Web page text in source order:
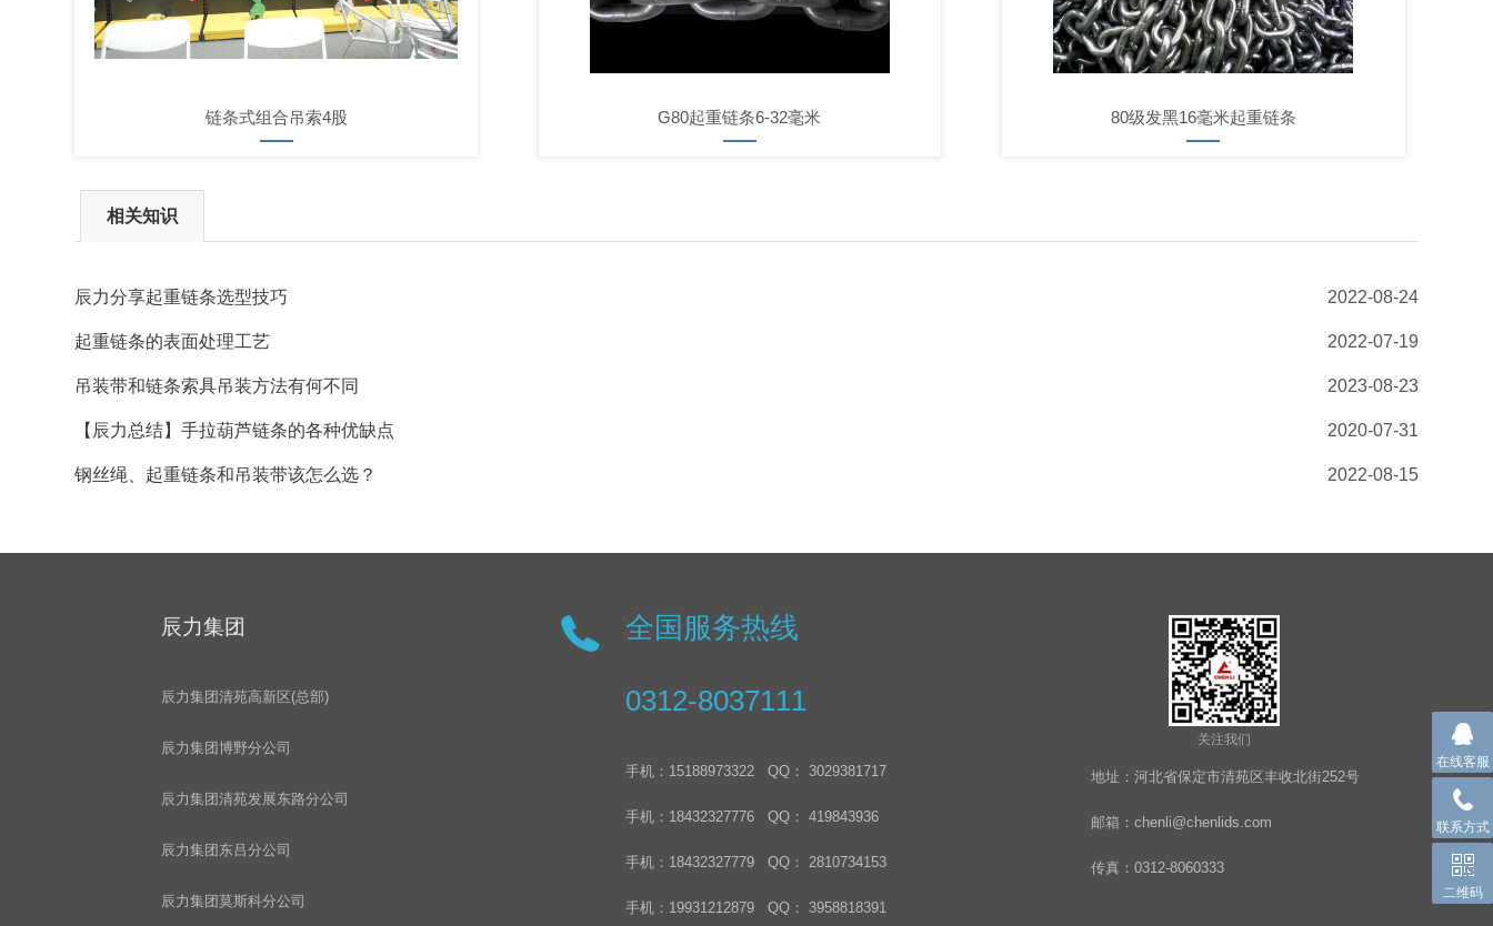
链条式组合吊索4股 G80起重链条6-32毫米 80级发黑16毫米起重链条
相关知识
辰力分享起重链条选型技巧 2022-08-24
起重链条的表面处理工艺 2022-07-19
吊装带和链条索具吊装方法有何不同 2023-08-23
【辰力总结】手拉葫芦链条的各种优缺点 2020-07-31
钢丝绳、起重链条和吊装带该怎么选？ 2022-08-15
辰力集团
辰力集团清苑高新区(总部)
辰力集团博野分公司
辰力集团清苑发展东路分公司
辰力集团东吕分公司
辰力集团莫斯科分公司
全国服务热线
0312-8037111
手机：15188973322 QQ： 3029381717
手机：18432327776 QQ： 419843936
手机：18432327779 QQ： 2810734153
手机：19931212879 QQ： 3958818391
关注我们
地址：河北省保定市清苑区丰收北街252号
邮箱：chenli@chenlids.com
传真：0312-8060333
在线客服
联系方式
二维码